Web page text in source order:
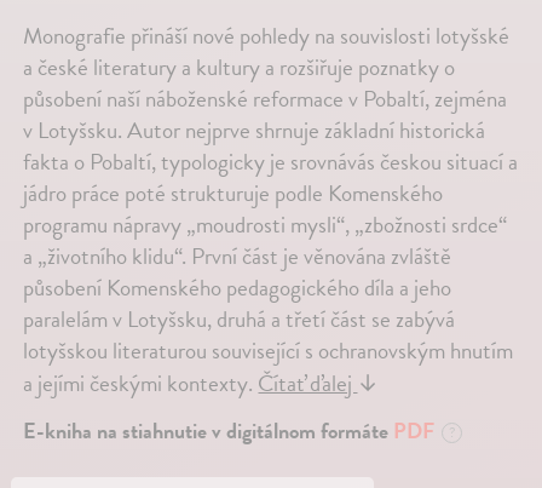
Monografie přináší nové pohledy na souvislosti lotyšské
a české literatury a kultury a rozšiřuje poznatky o
působení naší náboženské reformace v Pobaltí, zejména
v Lotyšsku. Autor nejprve shrnuje základní historická
fakta o Pobaltí, typologicky je srovnávás českou situací a
jádro práce poté strukturuje podle Komenského
programu nápravy „moudrosti mysli“, „zbožnosti srdce“
a „životního klidu“. První část je věnována zvláště
působení Komenského pedagogického díla a jeho
paralelám v Lotyšsku, druhá a třetí část se zabývá
lotyšskou literaturou související s ochranovským hnutím
a jejími českými kontexty.Čítať ďalej↓
E-kniha na stiahnutie v digitálnom formáte PDF ?